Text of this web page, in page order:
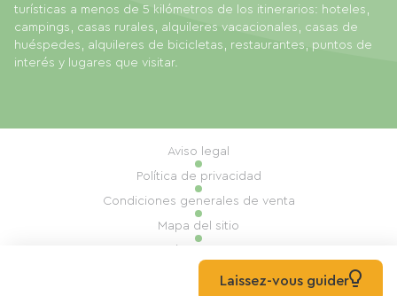
turísticas a menos de 5 kilómetros de los itinerarios: hoteles,
campings, casas rurales, alquileres vacacionales, casas de
huéspedes, alquileres de bicicletas, restaurantes, puntos de
interés y lugares que visitar.
Aviso legal
Política de privacidad
Condiciones generales de venta
Mapa del sitio
Realización: Mill, PrivasLaissez-vous guider